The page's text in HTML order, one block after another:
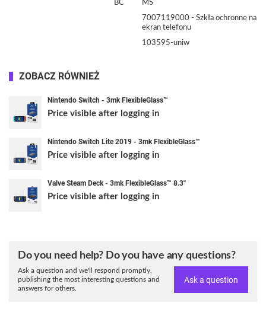
BC
MS
7007119000 - Szkła ochronne na
ekran telefonu
103595-uniw
ZOBACZ RÓWNIEŻ
Nintendo Switch - 3mk FlexibleGlass™
Price visible after logging in
Nintendo Switch Lite 2019 - 3mk FlexibleGlass™
Price visible after logging in
Valve Steam Deck - 3mk FlexibleGlass™ 8.3''
Price visible after logging in
Do you need help? Do you have any questions?
Ask a question and we'll respond promptly,
publishing the most interesting questions and
answers for others.
Ask a question